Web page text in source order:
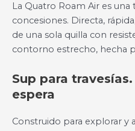
La Quatro Roam Air es
concesiones. Directa,
de una sola quilla con
contorno estrecho, hecha
Sup para
espera
Construido para explorar y